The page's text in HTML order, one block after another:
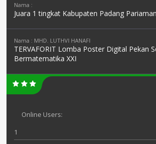
Nama :
Juara 1 tingkat Kabupaten Padang
Nama : MHD. LUTHVI HANAFI
TERVAFORIT Lomba Poster Digital Pekan
Bermatematika XXI
Online Users:
1